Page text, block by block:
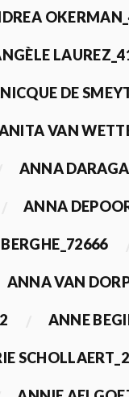
DE
VAN
ANNA
ANNA
ANNA VAN
ANNE